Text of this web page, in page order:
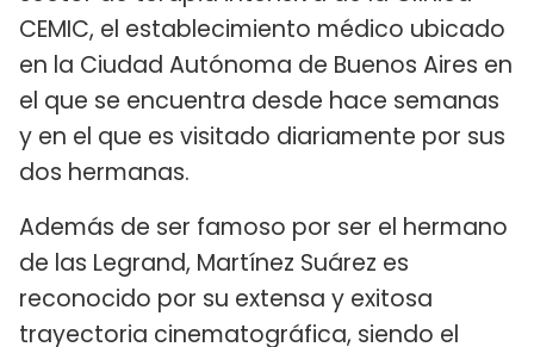
CEMIC, el establecimiento médico ubicado
en la Ciudad Autónoma de Buenos Aires en
el que se encuentra desde hace semanas
y en el que es visitado diariamente por sus
dos hermanas.
Además de ser famoso por ser el hermano
de las Legrand, Martínez Suárez es
reconocido por su extensa y exitosa
trayectoria cinematográfica, siendo el